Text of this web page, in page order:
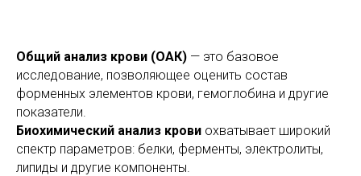
Общий анализ крови (ОАК) — это базовое
исследование, позволяющее оценить состав
форменных элементов крови, гемоглобина и другие
показатели.
Биохимический анализ крови охватывает широкий
спектр параметров: белки, ферменты, электролиты,
липиды и другие компоненты.